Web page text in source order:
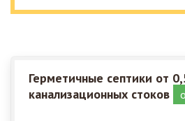
Герметичные септики от
канализационных стоков